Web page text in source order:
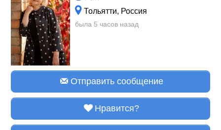
Тольятти, Россия
была 5 часов назад
Отправить сообщение
Нравится?